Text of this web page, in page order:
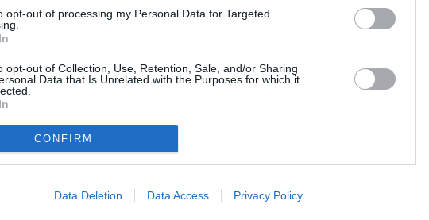
opt-out of processing my Personal Data for Targeted
opt-out of Collection, Use, Retention, Sale, and/or Sharing
Data that Is Unrelated with the Purposes for which it
CONFIRM
Data Deletion Data Access Privacy Policy
από κομβικά σημεία της ζωής και της καλλιτεχνικής της
του με την ιστορική αυθεντικότητα και η τεράστια προσωπική
αυθεντικά κομμάτια από τον 17ο αιώνα μέχρι σήμερα. Συχνά τον
κοστούμια ως ιστορικά τεκμήρια και όχι απλώς σαν αντικείμενα
in Italy» κομμάτια της συλλογής, επανεξετάζει την κοινωνιολογική
αιώνα (’50s, ’60s και ’70s), που συνδέονται με την άνοδο της